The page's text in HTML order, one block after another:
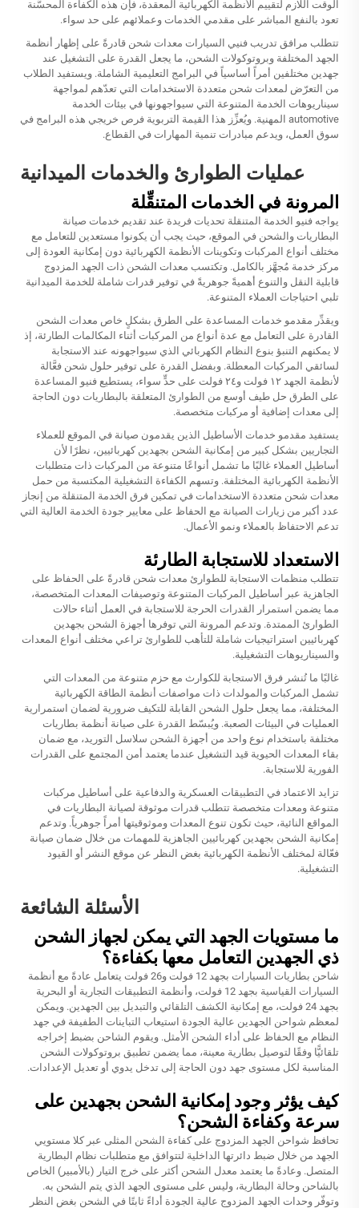
الوقت اللازم لتقييم الأنظمة الكهربائية المعقدة، فإن هذه الكفاءة المحسَّنة
تعود بالنفع المباشر على مقدمي الخدمات وعملائهم على حد سواء.
تتطلب مرافق تدريب فنيي السيارات معدات شحن قادرةً على إظهار أنظمة
الجهد المختلفة وبروتوكولات الشحن، ما يجعل القدرة على التشغيل عند
جهدين مختلفين أمراً أساسياً في البرامج التعليمية الشاملة. ويستفيد الطلاب
من التعرّض لمعدات شحن متعددة الاستخدامات التي تعدّهم لمواجهة
سيناريوهات الخدمة المتنوعة التي سيواجهونها في بيئات الخدمة
automotive المهنية. ويُعزِّز هذا القيمة التربوية فرص خريجي هذه البرامج في
سوق العمل، ويدعم مبادرات تنمية المهارات في القطاع.
عمليات الطوارئ والخدمات الميدانية
المرونة في الخدمات المتنقِّلة
يواجه فنيو الخدمة المتنقلة تحديات فريدة عند تقديم خدمات صيانة
البطاريات والشحن في الموقع، حيث يجب أن يكونوا مستعدين للتعامل مع
مختلف أنواع المركبات وتكوينات الأنظمة الكهربائية دون إمكانية العودة إلى
مركز خدمة مُجهَّز بالكامل. وتكتسب معدات الشحن ذات الجهد المزدوج
قابلية النقل والتنوع أهميةً جوهريةً في توفير قدرات شاملة للخدمة الميدانية
تلبي احتياجات العملاء المتنوعة.
ويقدِّر مقدمو خدمات المساعدة على الطرق بشكلٍ خاص معدات الشحن
القادرة على التعامل مع عدة أنواع من المركبات أثناء المكالمات الطارئة، إذ
لا يمكنهم التنبؤ بنوع النظام الكهربائي الذي سيواجهونه عند الاستجابة
لسائقي المركبات المعطلة. وبفضل القدرة على توفير حلول شحن فعَّالة
لأنظمة الجهد ١٢ فولت و٢٤ فولت على حدٍّ سواء، يستطيع فنيو المساعدة
على الطرق حل طيف أوسع من الطوارئ المتعلقة بالبطاريات دون الحاجة
إلى معدات إضافية أو مركبات متخصصة.
يستفيد مقدمو خدمات الأساطيل الذين يقدمون صيانة في الموقع للعملاء
التجاريين بشكل كبير من إمكانية الشحن بجهدين كهربائيين، نظرًا لأن
أساطيل العملاء غالبًا ما تشمل أنواعًا متنوعة من المركبات ذات متطلبات
الأنظمة الكهربائية المختلفة. وتسهم الكفاءة التشغيلية المكتسبة من حمل
معدات شحن متعددة الاستخدامات في تمكين فرق الخدمة المتنقلة من إنجاز
عدد أكبر من زيارات الصيانة مع الحفاظ على معايير جودة الخدمة العالية التي
تدعم الاحتفاظ بالعملاء ونمو الأعمال.
الاستعداد للاستجابة الطارئة
تتطلب منظمات الاستجابة للطوارئ معدات شحن قادرةً على الحفاظ على
الجاهزية عبر أساطيل المركبات المتنوعة وتوصيفات المعدات المتخصصة،
مما يضمن استمرار القدرات الحرجة للاستجابة في العمل أثناء حالات
الطوارئ الممتدة. وتدعم المرونة التي توفرها أجهزة الشحن بجهدين
كهربائيين استراتيجيات شاملة للتأهب للطوارئ تراعي مختلف أنواع المعدات
والسيناريوهات التشغيلية.
غالبًا ما تُنشر فرق الاستجابة للكوارث مع حزم متنوعة من المعدات التي
تشمل المركبات والمولدات ذات مواصفات أنظمة الطاقة الكهربائية
المختلفة، مما يجعل حلول الشحن القابلة للتكيف ضرورية لضمان استمرارية
العمليات في البيئات الصعبة. ويُبسّط القدرة على صيانة أنظمة بطاريات
مختلفة باستخدام نوع واحد من أجهزة الشحن سلاسل التوريد، مع ضمان
بقاء المعدات الحيوية قيد التشغيل عندما يعتمد أمن المجتمع على القدرات
الفورية للاستجابة.
تزايد الاعتماد في التطبيقات العسكرية والدفاعية على أساطيل مركبات
متنوعة ومعدات متخصصة تتطلب قدرات موثوقة لصيانة البطاريات في
المواقع النائية، حيث تكون تنوع المعدات وموثوقيتها أمراً جوهرياً. وتدعم
إمكانية الشحن بجهدين كهربائيين الجاهزية للمهمات من خلال ضمان صيانة
فعّالة لمختلف الأنظمة الكهربائية بغض النظر عن موقع النشر أو القيود
التشغيلية.
الأسئلة الشائعة
ما مستويات الجهد التي يمكن لجهاز الشحن
ذي الجهدين التعامل معها بكفاءة؟
شاحن بطاريات السيارات بجهد 12 فولت و26 فولت يتعامل عادةً مع أنظمة
السيارات القياسية بجهد 12 فولت، وأنظمة التطبيقات التجارية أو البحرية
بجهد 24 فولت، مع إمكانية الكشف التلقائي والتبديل بين الجهدين. ويمكن
لمعظم شواحن الجهدين عالية الجودة استيعاب التباينات الطفيفة في جهد
النظام مع الحفاظ على أداء الشحن الأمثل. ويقوم الشاحن بضبط إخراجه
تلقائيًّا وفقًا لتوصيل بطارية معينة، مما يضمن تطبيق بروتوكولات الشحن
المناسبة لكل مستوى جهد دون الحاجة إلى تدخل يدوي أو تعديل الإعدادات.
كيف يؤثر وجود إمكانية الشحن بجهدين على
سرعة وكفاءة الشحن؟
تحافظ شواحن الجهد المزدوج على كفاءة الشحن المثلى عبر كلا مستويي
الجهد من خلال ضبط دائرتها الداخلية لتتوافق مع متطلبات نظام البطارية
المتصل. وعادةً ما يعتمد معدل الشحن أكثر على خرج التيار (بالأمبير) الخاص
بالشاحن وحالة البطارية، وليس على مستوى الجهد الذي يتم الشحن به.
وتوفّر وحدات الجهد المزدوج عالية الجودة أداءً ثابتًا في الشحن بغض النظر